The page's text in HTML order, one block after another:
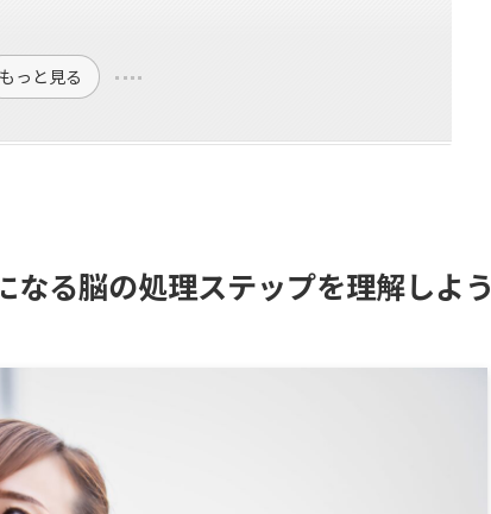
もっと見る
なる脳の処理ステップを理解しよう